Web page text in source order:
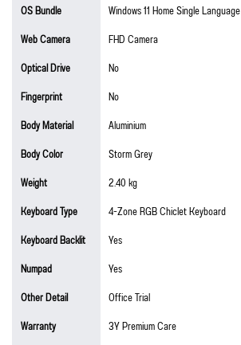
OS Bundle
Windows 11 Home Single Language
Web Camera
FHD Camera
Optical Drive
No
Fingerprint
No
Body Material
Aluminium
Body Color
Storm Grey
Weight
2.40 kg
Keyboard Type
4-Zone RGB Chiclet Keyboard
Keyboard Backlit
Yes
Numpad
Yes
Other Detail
Office Trial
Warranty
3Y Premium Care